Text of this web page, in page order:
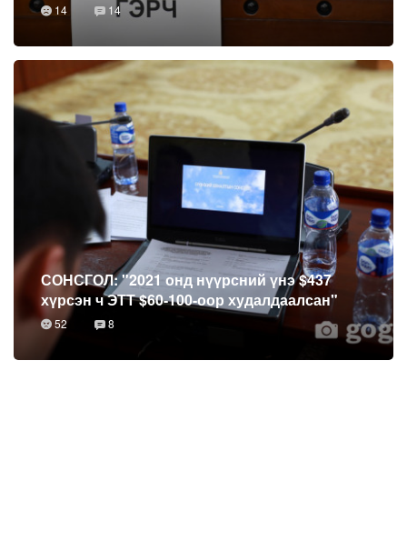
14 14
СОНСГОЛ: "2021 онд нүүрсний үнэ $437
хүрсэн ч ЭТТ $60-100-оор худалдаалсан"
52 8